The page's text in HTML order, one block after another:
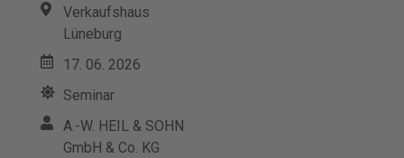
Verkaufshaus
Lüneburg
17. 06. 2026
Seminar
A.-W. HEIL & SOHN
GmbH & Co. KG